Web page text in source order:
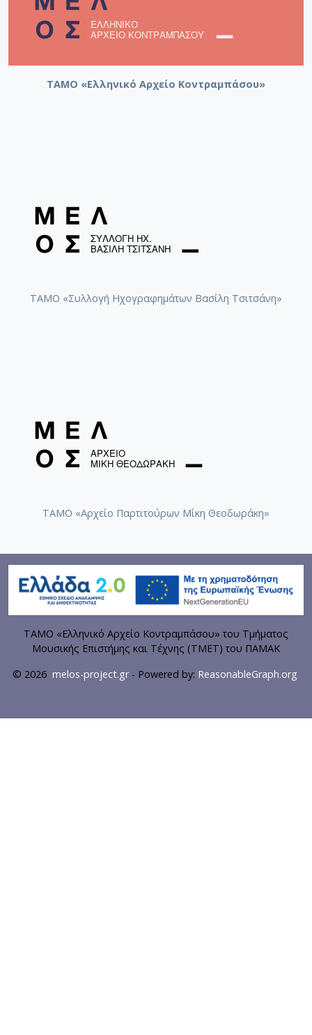
ΤΑΜΟ «Ελληνικό Αρχείο Κοντραμπάσου»
ΤΑΜΟ «Συλλογή Ηχογραφημάτων Βασίλη Τσιτσάνη»
ΤΑΜΟ «Αρχείο Παρτιτούρων Μίκη Θεοδωράκη»
ΤΑΜΟ «Ελληνικό Αρχείο Κοντραμπάσου» του Τμήματος
Μουσικής Επιστήμης και Τέχνης (ΤΜΕΤ) του ΠΑΜΑΚ
© 2026 melos-project.gr- Powered by: ReasonableGraph.org